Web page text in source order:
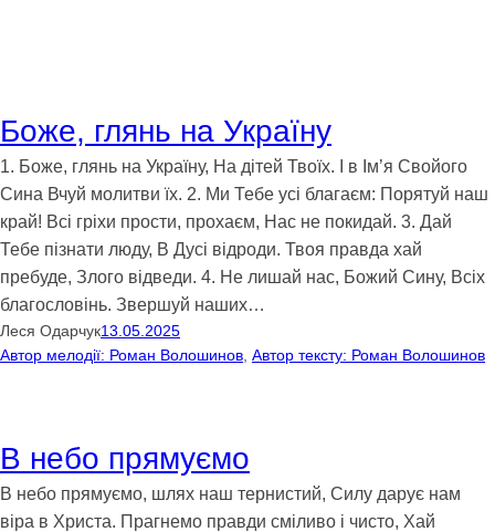
Боже, глянь на Україну
1. Боже, глянь на Україну, На дітей Твоїх. І в Ім’я Свойого
Сина Вчуй молитви їх. 2. Ми Тебе усі благаєм: Порятуй наш
край! Всі гріхи прости, прохаєм, Нас не покидай. 3. Дай
Тебе пізнати люду, В Дусі відроди. Твоя правда хай
пребуде, Злого відведи. 4. Не лишай нас, Божий Сину, Всіх
благословінь. Звершуй наших…
Леся Одарчук13.05.2025
Автор мелодії: Роман Волошинов Автор тексту: Роман Волошинов
В небо прямуємо
В небо прямуємо, шлях наш тернистий, Силу дарує нам
віра в Христа. Прагнемо правди сміливо і чисто, Хай